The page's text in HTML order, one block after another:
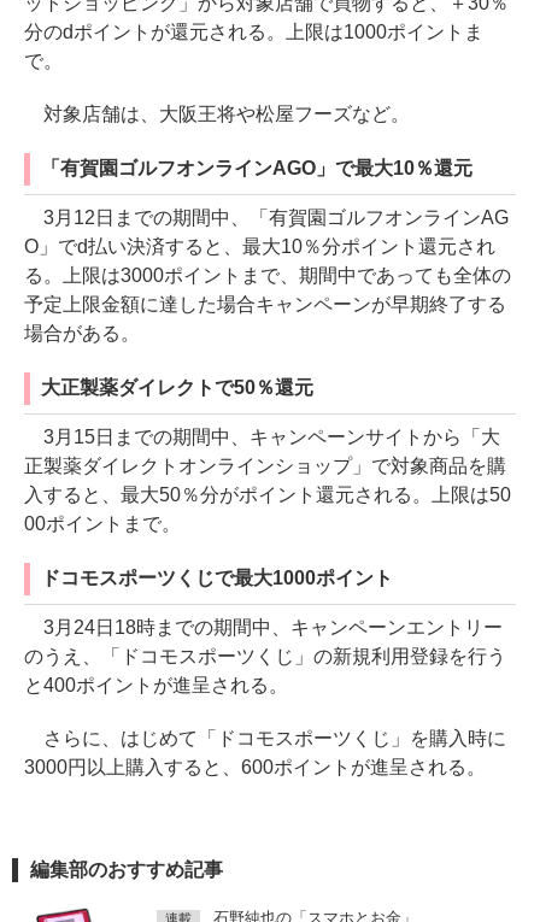
分のdポイントが還元される。上限は1000ポイントま
で。
対象店舗は、大阪王将や松屋フーズなど。
「有賀園ゴルフオンラインAGO」で最大10％還元
3月12日までの期間中、「有賀園ゴルフオンラインAG
O」でd払い決済すると、最大10％分ポイント還元され
る。上限は3000ポイントまで、期間中であっても全体の
予定上限金額に達した場合キャンペーンが早期終了する
場合がある。
大正製薬ダイレクトで50％還元
3月15日までの期間中、キャンペーンサイトから「大
正製薬ダイレクトオンラインショップ」で対象商品を購
入すると、最大50％分がポイント還元される。上限は50
00ポイントまで。
ドコモスポーツくじで最大1000ポイント
3月24日18時までの期間中、キャンペーンエントリー
のうえ、「ドコモスポーツくじ」の新規利用登録を行う
と400ポイントが進呈される。
さらに、はじめて「ドコモスポーツくじ」を購入時に
3000円以上購入すると、600ポイントが進呈される。
編集部のおすすめ記事
連載 石野純也の「スマホとお金」